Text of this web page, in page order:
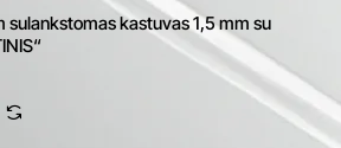
sulankstomas kastuvas 1,5 mm su